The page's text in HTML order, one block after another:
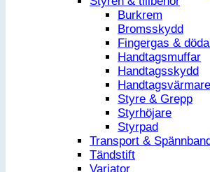
Burkrem
Bromsskydd
Fingergas &
Handtagsmuffar
Handtagsskydd
Handtagsvärmare
Styre & Grepp
Styrhöjare
Styrpad
Transport & Spännband
Tändstift
Variator